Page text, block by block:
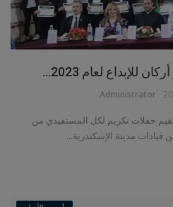
لعام 2023...
Administrator
حفلات تكريم لكل المستفيدي من
قيادات مدينة الإسكندرية...